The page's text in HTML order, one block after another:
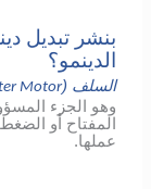
بنشر تبديل
الدينمو؟
السلف (Motor
وهو الجزء
المفتاح أو
عملها.